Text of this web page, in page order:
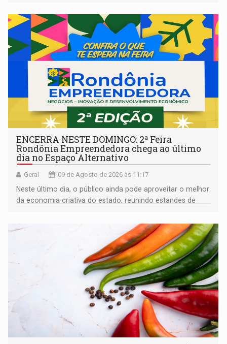
ENCERRA NESTE DOMINGO: 2ª Feira
Rondônia Empreendedora chega ao último
dia no Espaço Alternativo
Geral 09 de Agosto de 2026 às 11:17
Neste último dia, o público ainda pode aproveitar o melhor
da economia criativa do estado, reunindo estandes de